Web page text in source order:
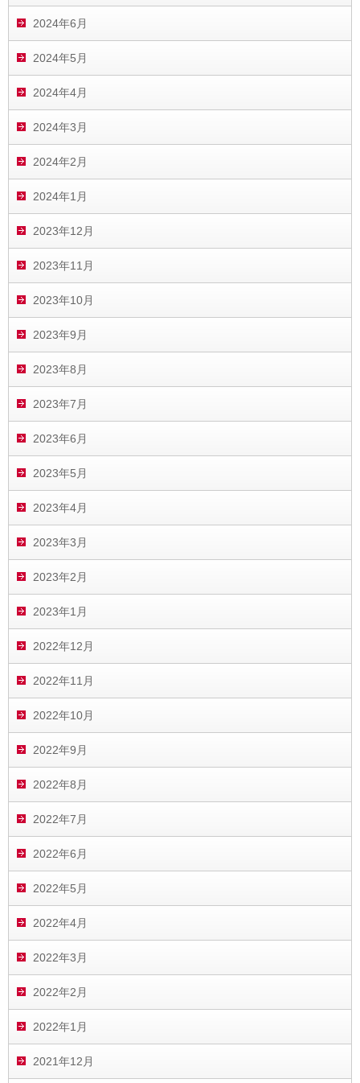
2024年6月
2024年5月
2024年4月
2024年3月
2024年2月
2024年1月
2023年12月
2023年11月
2023年10月
2023年9月
2023年8月
2023年7月
2023年6月
2023年5月
2023年4月
2023年3月
2023年2月
2023年1月
2022年12月
2022年11月
2022年10月
2022年9月
2022年8月
2022年7月
2022年6月
2022年5月
2022年4月
2022年3月
2022年2月
2022年1月
2021年12月